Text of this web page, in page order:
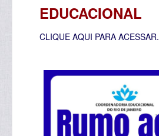
EDUCACIONAL
CLIQUE AQUI PARA ACESSAR.